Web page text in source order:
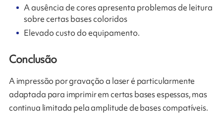
A ausência de cores apresenta problemas de leitura
sobre certas bases coloridos
Elevado custo do equipamento.
Conclusão
A impressão por gravação a laser é particularmente
adaptada para imprimir em certas bases espessas, mas
continua limitada pela amplitude de bases compatíveis.​